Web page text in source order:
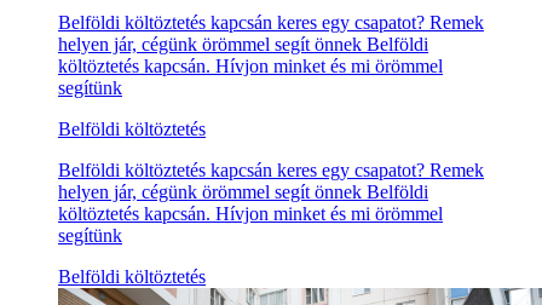
Belföldi költöztetés kapcsán keres egy csapatot? Remek
helyen jár, cégünk örömmel segít önnek Belföldi
költöztetés kapcsán. Hívjon minket és mi örömmel
segítünk
Belföldi költöztetés
Belföldi költöztetés kapcsán keres egy csapatot? Remek
helyen jár, cégünk örömmel segít önnek Belföldi
költöztetés kapcsán. Hívjon minket és mi örömmel
segítünk
Belföldi költöztetés